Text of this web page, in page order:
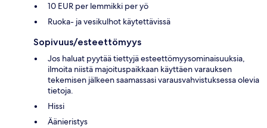
10 EUR per lemmikki per yö
Ruoka- ja vesikulhot käytettävissä
Sopivuus/esteettömyys
Jos haluat pyytää tiettyjä esteettömyysominaisuuksia,
ilmoita niistä majoituspaikkaan käyttäen varauksen
tekemisen jälkeen saamassasi varausvahvistuksessa olevia
tietoja.
Hissi
Äänieristys